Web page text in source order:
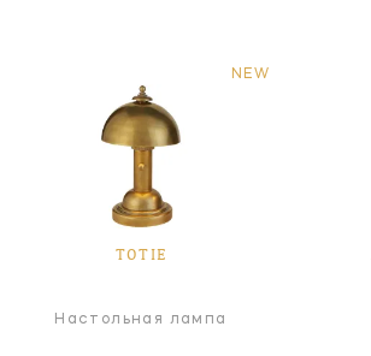
NEW
TOTIE
Настольная лампа